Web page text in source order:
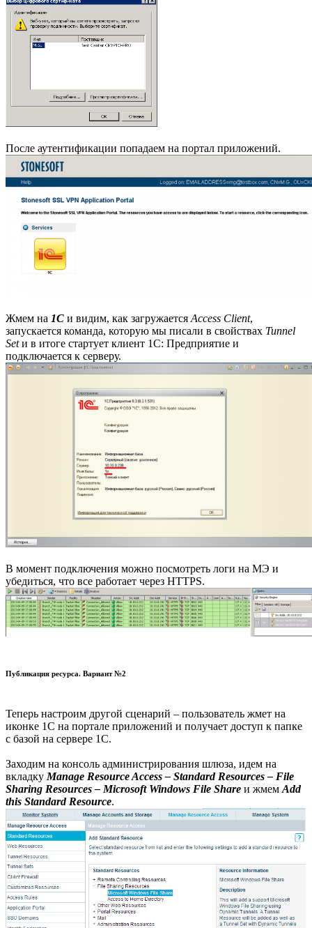
После аутентификации попадаем на портал приложений.
Жмем на 1С и видим, как загружается Access Client,
запускается команда, которую мы писали в свойствах Tunnel
Setи в итоге стартует клиент 1С: Предприятие и
подключается к серверу.
В момент подключения можно посмотреть логи на МЭ и
убедиться, что все работает через HTTPS.
Публикация ресурса. Вариант №2
Теперь настроим другой сценарий – пользователь жмет на
иконке 1С на портале приложений и получает доступ к папке
с базой на сервере 1С.
Заходим на консоль администрирования шлюза, идем на
вкладкуManage Resource Access – Standard Resources – File
Sharing Resources – Microsoft Windows File Share и жмемAdd
this Standard Resource.